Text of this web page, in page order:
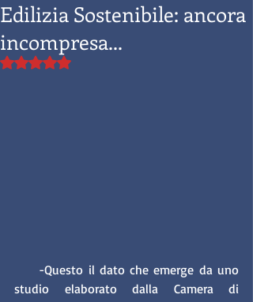
Edilizia Sostenibile: ancora
incompresa...
Valutazione NaN stelle su 5.
studio elaborato dalla Camera di